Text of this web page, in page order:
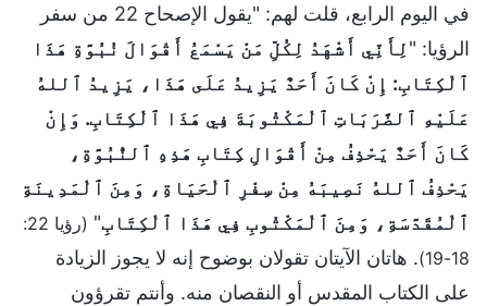
في اليوم الرابع، قلت لهم: "يقول الإصحاح 22 من سفر
الرؤيا: "لِأَنِّي أَشْهَدُ لِكُلِّ مَنْ يَسْمَعُ أَقْوَالَ نُبُوَّةِ هَذَا
ٱلْكِتَابِ: إِنْ كَانَ أَحَدٌ يَزِيدُ عَلَى هَذَا، يَزِيدُ ٱللهُ
عَلَيْهِ ٱلضَّرَبَاتِ ٱلْمَكْتُوبَةَ فِي هَذَا ٱلْكِتَابِ. وَإِنْ
كَانَ أَحَدٌ يَحْذِفُ مِنْ أَقْوَالِ كِتَابِ هَذِهِ ٱلنُّبُوَّةِ،
يَحْذِفُ ٱللهُ نَصِيبَهُ مِنْ سِفْرِ ٱلْحَيَاةِ، وَمِنَ ٱلْمَدِينَةِ
ٱلْمُقَدَّسَةِ، وَمِنَ ٱلْمَكْتُوبِ فِي هَذَا ٱلْكِتَابِ"
(رؤيا 22:
18-19)
. هاتان الآيتان تقولان بوضوح إنه لا يجوز الزيادة
على الكتاب المقدس أو النقصان منه. وأنتم تقرؤون